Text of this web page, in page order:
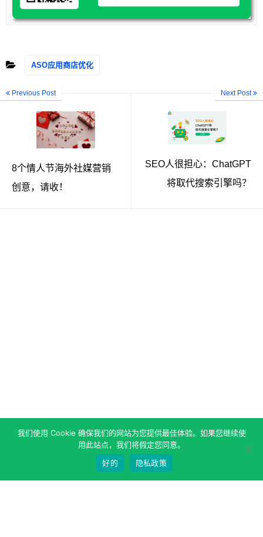
ASO应用商店优化
Previous Post
8个情人节海外社媒营销
创意，请收！
Next Post
SEO人很担心：ChatGPT
将取代搜索引擎吗？
我们使用 Cookie 确保我们的网站为您提供最佳体验。如果您继续使
用此站点，我们将假定您同意。
好的
隐私政策